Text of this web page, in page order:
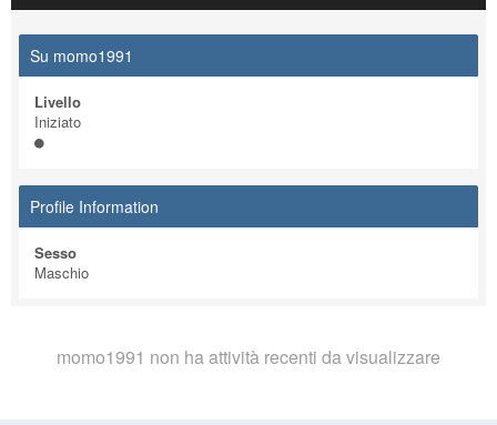
Su momo1991
Livello
Iniziato
Profile Information
Sesso
Maschio
momo1991 non ha attività recenti da visualizzare